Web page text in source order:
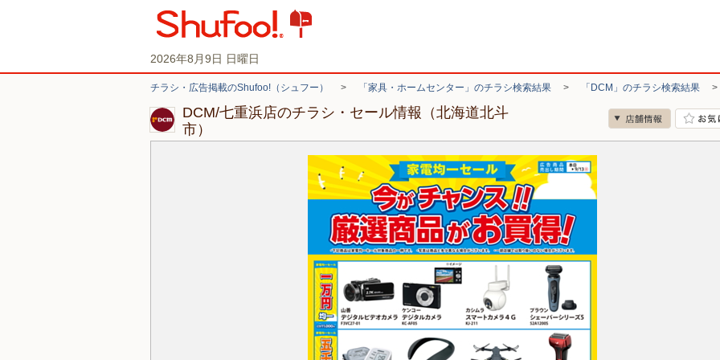
2026年8月9日 日曜日
チラシ・広告掲載のShufoo!（シュフー） > 「家具・ホームセンター」のチラシ検索結果 > 「DCM」のチラシ検索結果
DCM/七重浜店のチラシ・セール情報（北海道北斗
市）